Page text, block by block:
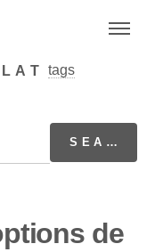
tags
de